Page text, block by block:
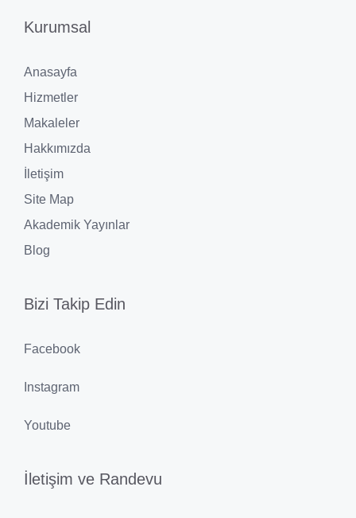
Kurumsal
Anasayfa
Hizmetler
Makaleler
Hakkımızda
İletişim
Site Map
Akademik Yayınlar
Blog
Bizi Takip Edin
Facebook
Instagram
Youtube
İletişim ve Randevu